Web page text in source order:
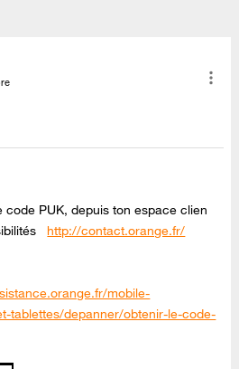
code PUK, depuis ton espace clien
http://contact.orange.fr/
mobile-
tablettes/depanner/obtenir-le-code-